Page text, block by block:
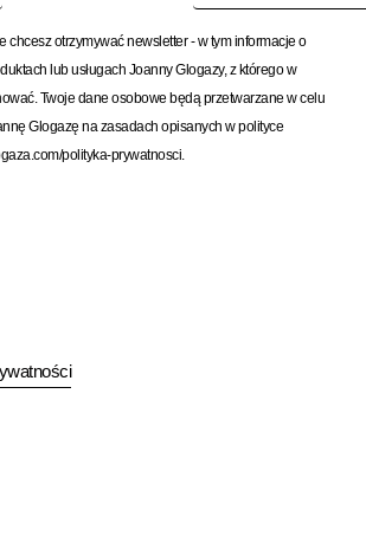
chcesz otrzymywać newsletter - w tym informacje o
lub usługach Joanny Glogazy, z którego w
Twoje dane osobowe będą przetwarzane w celu
Glogazę na zasadach opisanych w polityce
polityka-prywatnosci.